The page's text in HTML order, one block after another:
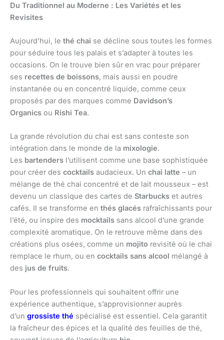
Du Traditionnel au Moderne : Les Variétés et les
Revisites
Aujourd’hui, le thé chai se décline sous toutes les formes
pour séduire tous les palais et s’adapter à toutes les
occasions. On le trouve bien sûr en vrac pour préparer
ses recettes de boissons, mais aussi en poudre
instantanée ou en concentré liquide, comme ceux
proposés par des marques comme Davidson’s
Organics ou Rishi Tea.
La grande révolution du chai est sans conteste son
intégration dans le monde de la mixologie.
Les bartenders l’utilisent comme une base sophistiquée
pour créer des cocktails audacieux. Un chai latte – un
mélange de thé chai concentré et de lait mousseux – est
devenu un classique des cartes de Starbucks et autres
cafés. Il se transforme en thés glacés rafraîchissants pour
l’été, ou inspire des mocktails sans alcool d’une grande
complexité aromatique. On le retrouve même dans des
créations plus osées, comme un mojito revisité où le chai
remplace le rhum, ou en cocktails sans alcool mélangé à
des jus de fruits.
Pour les professionnels qui souhaitent offrir une
expérience authentique, s’approvisionner auprès
d’un grossiste thé spécialisé est essentiel. Cela garantit
la fraîcheur des épices et la qualité des feuilles de thé,